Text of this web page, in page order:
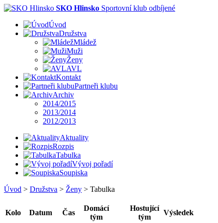
SKO Hlinsko Sportovní klub odbíjené
Úvod
Družstva
Mládež
Muži
Ženy
AVL
Kontakt
Partneři klubu
Archiv
2014/2015
2013/2014
2012/2013
Aktuality
Rozpis
Tabulka
Vývoj pořadí
Soupiska
Úvod > Družstva > Ženy > Tabulka
Kolo Datum Čas
Domácí
tým
Hostující
tým
Výsledek